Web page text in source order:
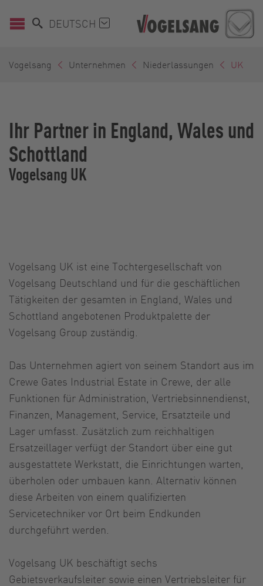
DEUTSCH
Vogelsang Unternehmen Niederlassungen UK
Ihr Partner in England, Wales und
Schottland
Vogelsang UK
Vogelsang UK ist eine Tochtergesellschaft von
Vogelsang Deutschland und für die geschäftlichen
Tätigkeiten der gesamten in England, Wales und
Schottland angebotenen Produktpalette der
Vogelsang Group zuständig.
Das Unternehmen agiert von seinem Standort aus im
Crewe Gates Industrial Estate in Crewe, der alle
Funktionen für Administration, Vertriebsinnendienst,
Finanzen, Management, Service, Ersatzteile und
Lager umfasst. Zusätzlich zum reichhaltigen
Ersatzeillager verfügt der Standort über eine gut
ausgestattete Werkstatt, die Einrichtungen warten,
überholen oder umbauen kann. Alternativ können
diese Arbeiten von einem qualifizierten
Servicetechniker vor Ort beim Endkunden
durchgeführt werden.
Vogelsang UK beschäftigt sechs
Gebietsverkaufsleiter sowie einen Vertriebsleiter für